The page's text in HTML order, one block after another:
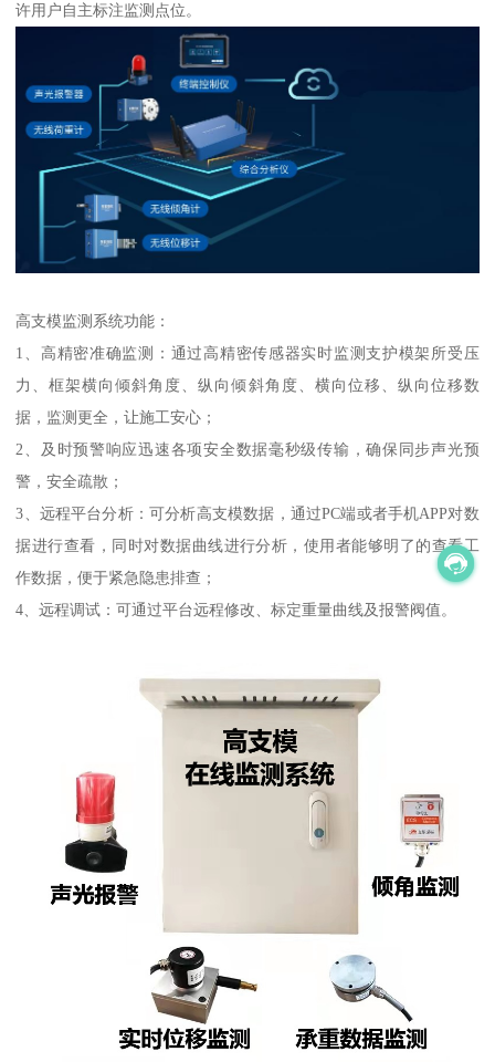
许用户自主标注监测点位。
高支模监测系统功能：
1、高精密准确监测：通过高精密传感器实时监测支护模架所受压
力、框架横向倾斜角度、纵向倾斜角度、横向位移、纵向位移数
据，监测更全，让施工安心；
2、及时预警响应迅速各项安全数据毫秒级传输，确保同步声光预
警，安全疏散；
3、远程平台分析：可分析高支模数据，通过PC端或者手机APP对数
据进行查看，同时对数据曲线进行分析，使用者能够明了的查看工
作数据，便于紧急隐患排查；
4、远程调试：可通过平台远程修改、标定重量曲线及报警阀值。